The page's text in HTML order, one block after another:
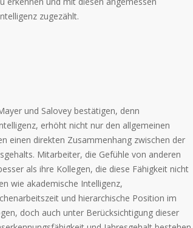
zugezählt.
und Salovey bestätigen, denn
erhöht nicht nur den allgemeinen
einen direkten Zusammenhang zwischen der
Mitarbeiter, die Gefühle von anderen
als ihre Kollegen, die diese Fähigkeit nicht
wie akademische Intelligenz,
und hierarchische Position im
doch auch unter Berücksichtigung dieser